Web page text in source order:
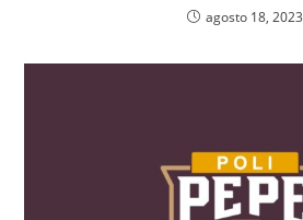
agosto 18, 2023